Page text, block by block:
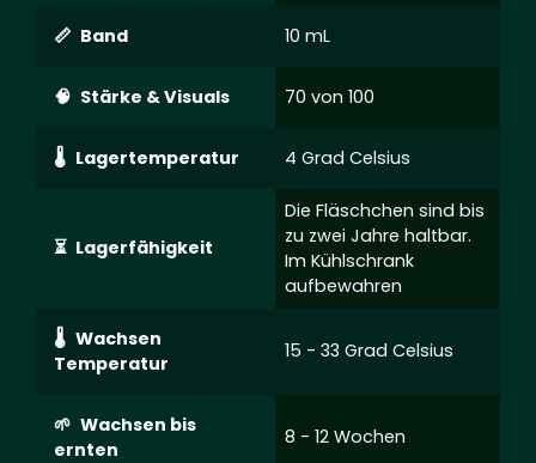
Band 10 mL
Stärke & Visuals 70 von 100
Lagertemperatur 4 Grad Celsius
Lagerfähigkeit
Die Fläschchen sind bis
zu zwei Jahre haltbar.
Im Kühlschrank
aufbewahren
Wachsen
Temperatur
15 - 33 Grad Celsius
Wachsen bis
ernten
8 - 12 Wochen